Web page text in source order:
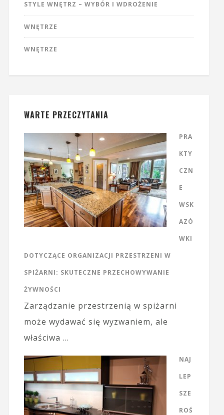
STYLE WNĘTRZ – WYBÓR I WDROŻENIE
WNĘTRZE
WNĘTRZE
WARTE PRZECZYTANIA
PRA
KTY
CZN
E
WSK
AZÓ
WKI
DOTYCZĄCE ORGANIZACJI PRZESTRZENI W
SPIŻARNI: SKUTECZNE PRZECHOWYWANIE
ŻYWNOŚCI
Zarządzanie przestrzenią w spiżarni
może wydawać się wyzwaniem, ale
właściwa …
NAJ
LEP
SZE
ROŚ